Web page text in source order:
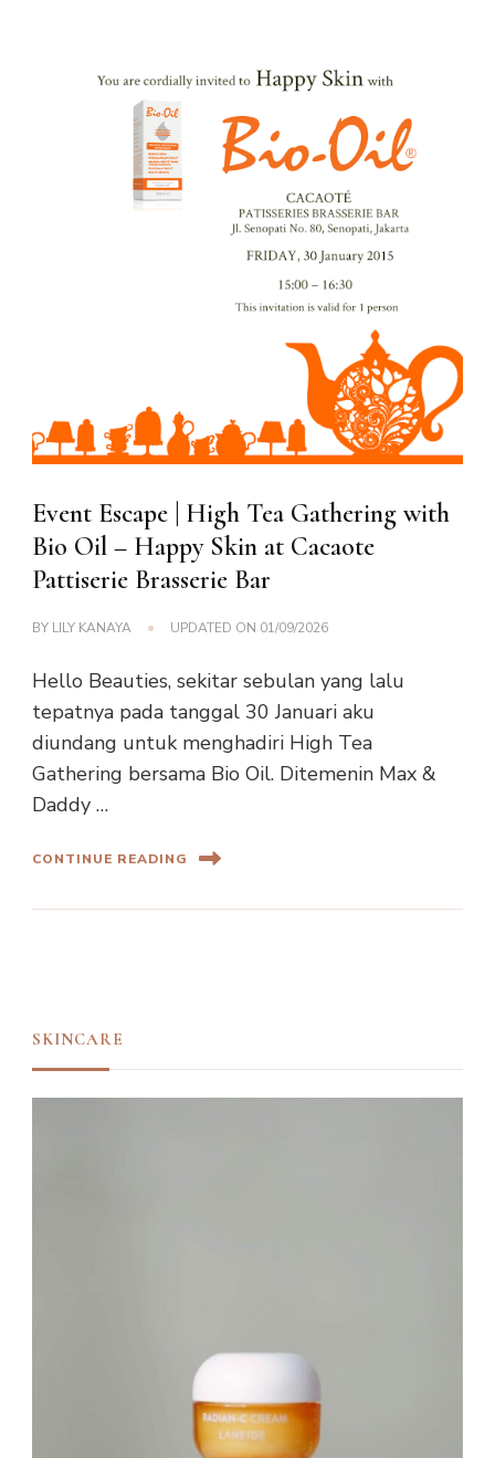
Event Escape | High Tea Gathering with
Bio Oil – Happy Skin at Cacaote
Pattiserie Brasserie Bar
BY LILY KANAYA UPDATED ON 01/09/2026
Hello Beauties, sekitar sebulan yang lalu
tepatnya pada tanggal 30 Januari aku
diundang untuk menghadiri High Tea
Gathering bersama Bio Oil. Ditemenin Max &
Daddy …
CONTINUE READING
SKINCARE